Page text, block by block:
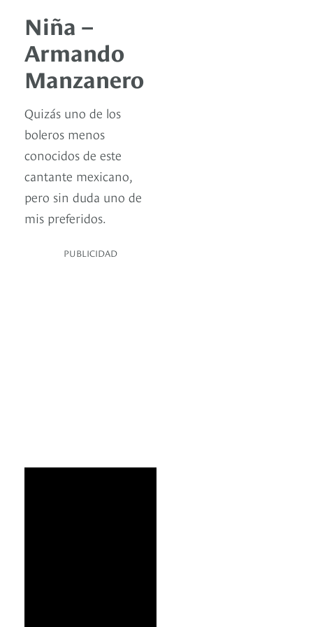
Niña –
Armando
Manzanero
Quizás uno de los
boleros menos
conocidos de este
cantante mexicano,
pero sin duda uno de
mis preferidos.
PUBLICIDAD